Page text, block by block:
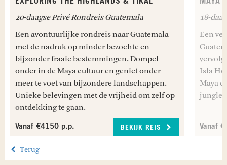
20-daagse Privé Rondreis Guatemala
Een avontuurlijke rondreis naar Guatemala
met de nadruk op minder bezochte en
bijzonder fraaie bestemmingen. Dompel
onder in de Maya cultuur en geniet onder
meer te voet van bijzondere landschappen.
Unieke belevingen met de vrijheid om zelf op
ontdekking te gaan.
Vanaf €4150 p.p. BEKIJK REIS
18-
Een
Isla
Maya
jungle
Vanaf
Terug